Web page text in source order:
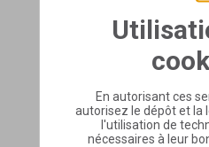
En autorisant ces
autorisez le dépôt et la
l'utilisation de
nécessaires à leur